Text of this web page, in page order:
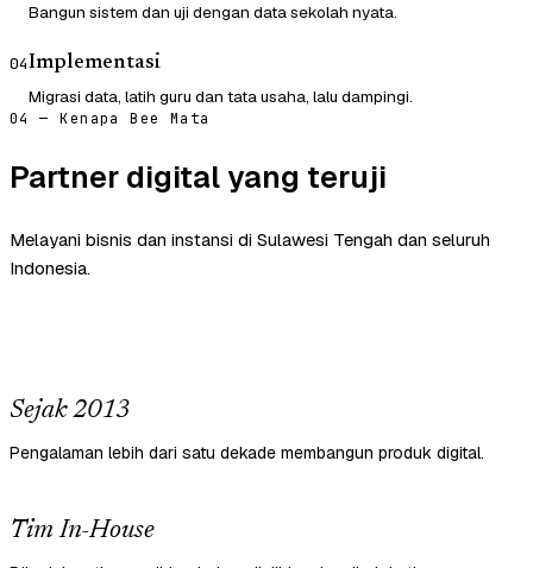
Bangun sistem dan uji dengan data sekolah nyata.
04Implementasi
Migrasi data, latih guru dan tata usaha, lalu dampingi.
04 — Kenapa Bee Mata
Partner digital yang teruji
Melayani bisnis dan instansi di Sulawesi Tengah dan seluruh
Indonesia.
Sejak 2013
Pengalaman lebih dari satu dekade membangun produk digital.
Tim In-House